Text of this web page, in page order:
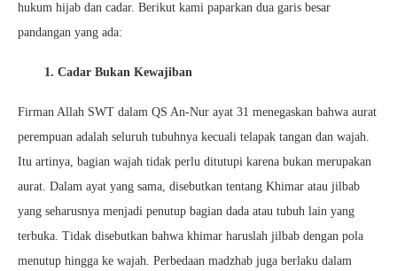
hukum hijab dan cadar. Berikut kami paparkan dua garis besar
pandangan yang ada:
1. Cadar Bukan Kewajiban
Firman Allah SWT dalam QS An-Nur ayat 31 menegaskan bahwa aurat
perempuan adalah seluruh tubuhnya kecuali telapak tangan dan wajah.
Itu artinya, bagian wajah tidak perlu ditutupi karena bukan merupakan
aurat. Dalam ayat yang sama, disebutkan tentang Khimar atau jilbab
yang seharusnya menjadi penutup bagian dada atau tubuh lain yang
terbuka. Tidak disebutkan bahwa khimar haruslah jilbab dengan pola
menutup hingga ke wajah. Perbedaan madzhab juga berlaku dalam